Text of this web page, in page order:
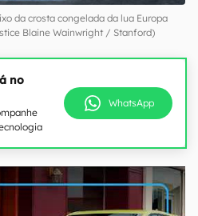
da crosta congelada da lua Europa
Blaine Wainwright / Stanford)
no
WhatsApp